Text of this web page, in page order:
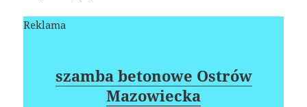
Reklama
szamba betonowe Ostrów
Mazowiecka